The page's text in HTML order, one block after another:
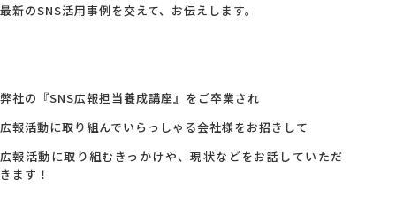
最新のSNS活用事例を交えて、お伝えします。
弊社の『SNS広報担当養成講座』をご卒業され
広報活動に取り組んでいらっしゃる会社様をお招きして
広報活動に取り組むきっかけや、現状などをお話していただ
きます！